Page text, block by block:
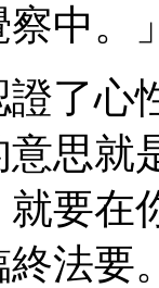
察中。
心
思就
要在
法要